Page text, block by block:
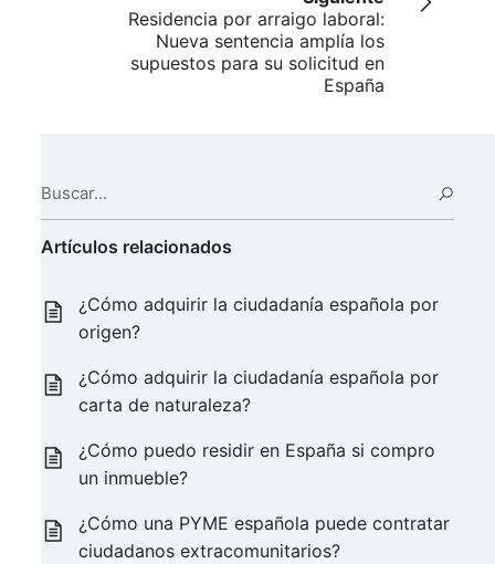
Residencia por arraigo laboral:
Nueva sentencia amplía los
supuestos para su solicitud en
España
Artículos relacionados
¿Cómo adquirir la ciudadanía española por
origen?
¿Cómo adquirir la ciudadanía española por
carta de naturaleza?
¿Cómo puedo residir en España si compro
un inmueble?
¿Cómo una PYME española puede contratar
ciudadanos extracomunitarios?